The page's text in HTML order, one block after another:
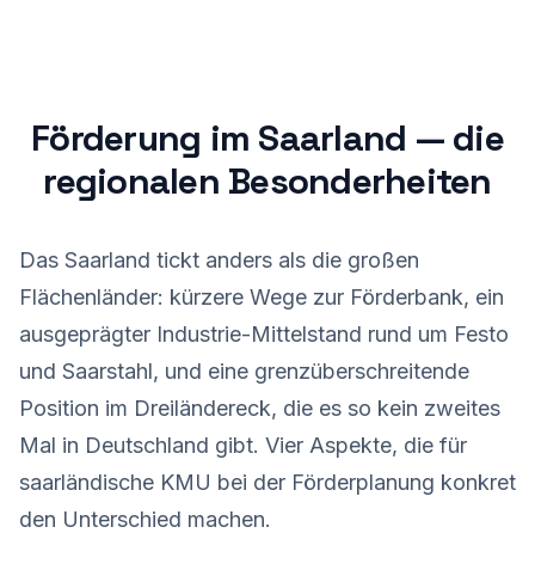
Förderung im Saarland — die
regionalen Besonderheiten
Das Saarland tickt anders als die großen
Flächenländer: kürzere Wege zur Förderbank, ein
ausgeprägter Industrie-Mittelstand rund um Festo
und Saarstahl, und eine grenzüberschreitende
Position im Dreiländereck, die es so kein zweites
Mal in Deutschland gibt. Vier Aspekte, die für
saarländische KMU bei der Förderplanung konkret
den Unterschied machen.